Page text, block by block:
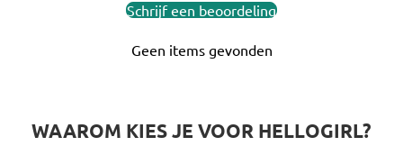
Schrijf een beoordeling
Geen items gevonden
WAAROM KIES JE VOOR HELLOGIRL?